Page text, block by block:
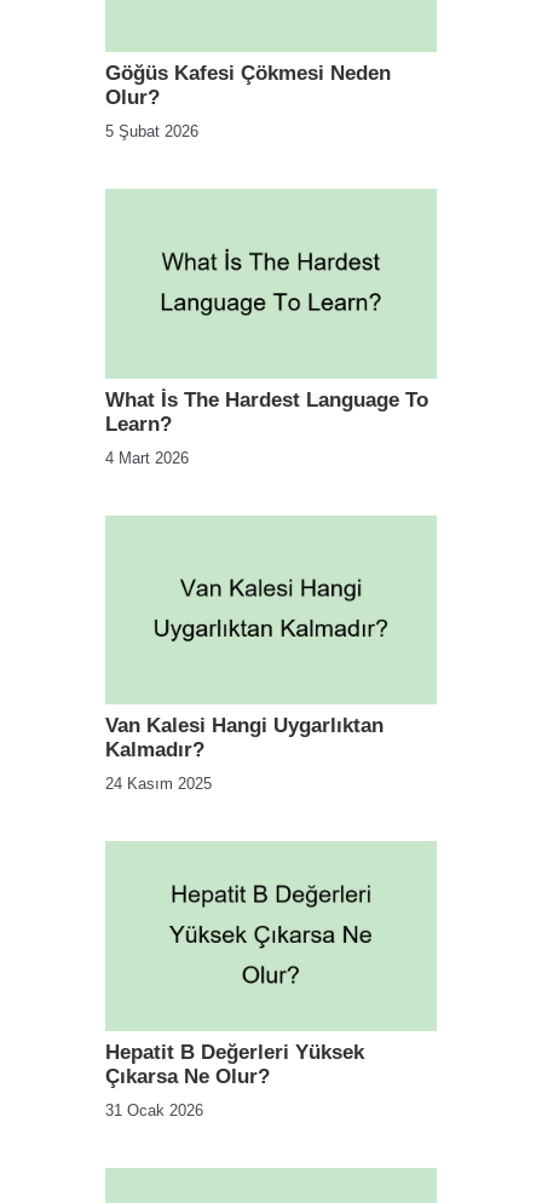
Göğüs Kafesi Çökmesi Neden
Olur?
5 Şubat 2026
What İs The Hardest Language To
Learn?
4 Mart 2026
Van Kalesi Hangi Uygarlıktan
Kalmadır?
24 Kasım 2025
Hepatit B Değerleri Yüksek
Çıkarsa Ne Olur?
31 Ocak 2026